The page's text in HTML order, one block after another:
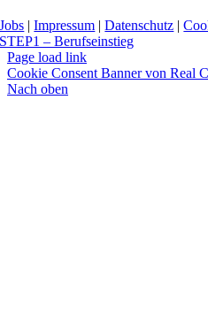
Jobs |Impressum |Datenschutz |
STEP1 – Berufseinstieg
Page load link
Cookie Consent Banner von Real
Nach oben